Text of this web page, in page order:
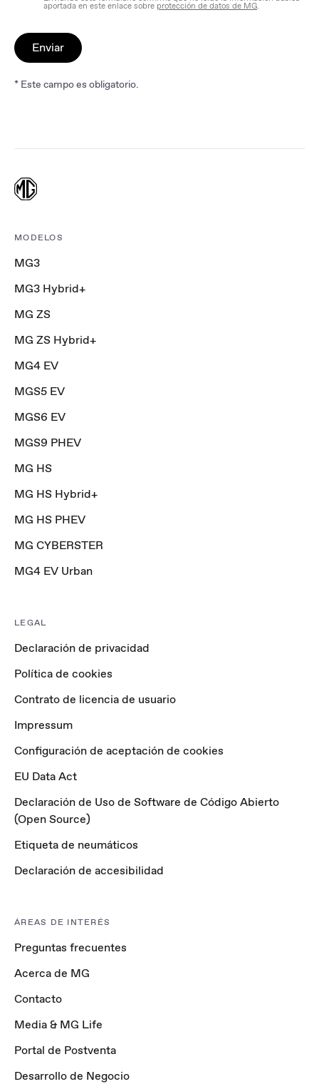
aportada en este enlace sobre protección de datos de MG.
Enviar
* Este campo es obligatorio.
MODELOS
MG3
MG3 Hybrid+
MG ZS
MG ZS Hybrid+
MG4 EV
MGS5 EV
MGS6 EV
MGS9 PHEV
MG HS
MG HS Hybrid+
MG HS PHEV
MG CYBERSTER
MG4 EV Urban
LEGAL
Declaración de privacidad
Política de cookies
Contrato de licencia de usuario
Impressum
Configuración de aceptación de cookies
EU Data Act
Declaración de Uso de Software de Código Abierto
(Open Source)
Etiqueta de neumáticos
Declaración de accesibilidad
ÁREAS DE INTERÉS
Preguntas frecuentes
Acerca de MG
Contacto
Media & MG Life
Portal de Postventa
Desarrollo de Negocio